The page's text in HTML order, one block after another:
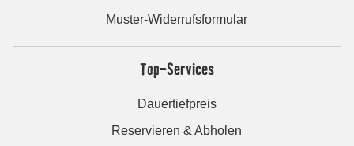
Muster-Widerrufsformular
Top-Services
Dauertiefpreis
Reservieren & Abholen